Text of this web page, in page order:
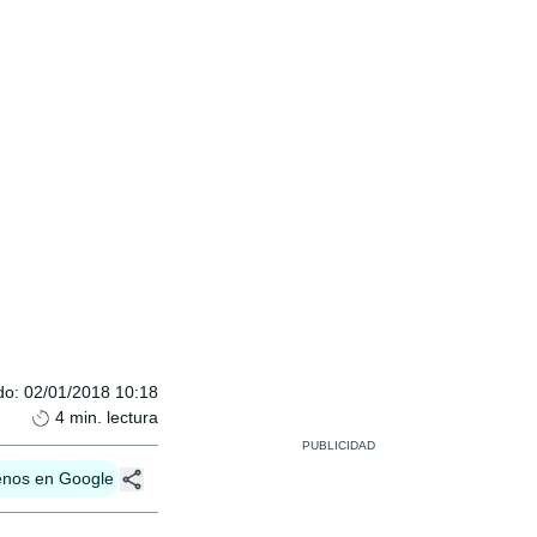
: 02/01/2018 10:18
4 min. lectura
en Google